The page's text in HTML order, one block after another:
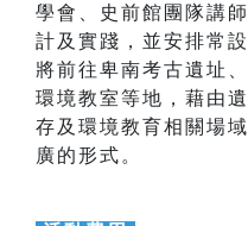
學會、史前館團隊講
計及實踐，並安排常
將前往卑南考古遺址
環境教室等地，藉由
存及環境教育相關場
廣的形式。